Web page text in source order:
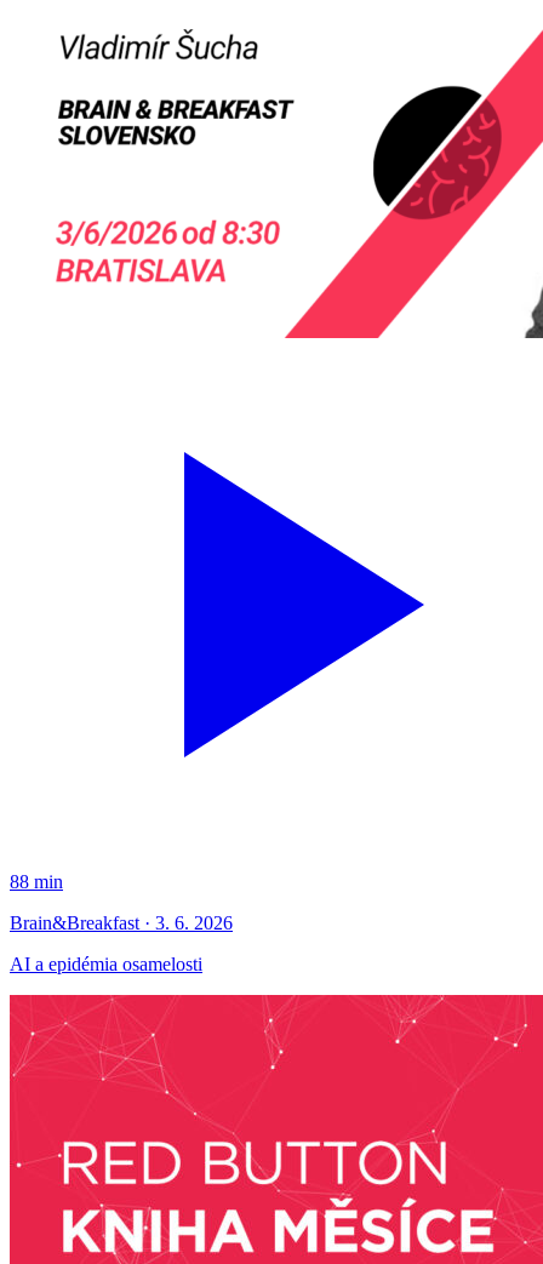
88 min
Brain&Breakfast · 3. 6. 2026
AI a epidémia osamelosti